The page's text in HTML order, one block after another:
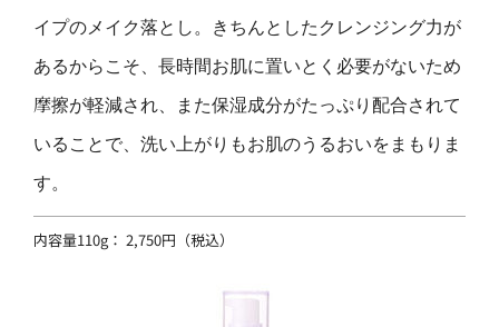
イプのメイク落とし。きちんとしたクレンジング力が
あるからこそ、長時間お肌に置いとく必要がないため
摩擦が軽減され、また保湿成分がたっぷり配合されて
いることで、洗い上がりもお肌のうるおいをまもりま
す​。
内容量110g： 2,750円（税込）